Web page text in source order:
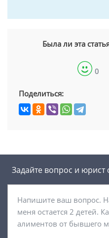
Была ли эта
0
Поделиться:
Задайте вопрос и юрист